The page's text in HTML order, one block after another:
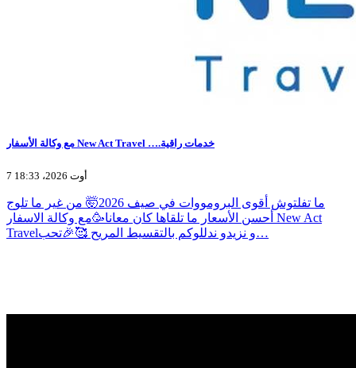
مع وكالة الأسفار New Act Travel ….خدمات راقية
7 أوت 2026، 18:33
ما تفلتوش أقوى البرومووات في صيف 2026🤯 من غير ما تلوج
أحسن الأسعار ما تلقاها كان معانا🥳مع وكالة الاسفار New Act
Travelو نزيدو ندللوكم بالتقسيط المريح 🥰🎉تحب…